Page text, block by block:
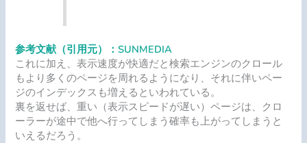
参考文献（引用元）：SUNMEDIA
これに加え、表示速度が快適だと検索エンジンのクロール
もより多くのページを周れるようになり、それに伴いペー
ジのインデックスも増えるといわれている。
裏を返せば、重い（表示スピードが遅い）ページは、クロ
ーラーが途中で他へ行ってしまう確率も上がってしまうと
いえるだろう。